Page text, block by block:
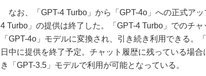
なお、「GPT-4 Turbo」から「GPT-4o」への正式ア
4 Turbo」の提供は終了した。「GPT-4 Turbo」でのチャ
「GPT-4o」モデルに変換され、引き続き利用できる。
日中に提供を終了予定。チャット履歴に残っている場
き「GPT-3.5」モデルで利用が可能となっている。